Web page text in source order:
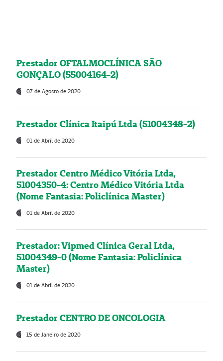
Prestador OFTALMOCLÍNICA SÃO
GONÇALO (55004164-2)
07 de Agosto de 2020
Prestador Clínica Itaipú Ltda (51004348-2)
01 de Abril de 2020
Prestador Centro Médico Vitória Ltda,
51004350-4: Centro Médico Vitória Ltda
(Nome Fantasia: Policlínica Master)
01 de Abril de 2020
Prestador: Vipmed Clínica Geral Ltda,
51004349-0 (Nome Fantasia: Policlínica
Master)
01 de Abril de 2020
Prestador CENTRO DE ONCOLOGIA
15 de Janeiro de 2020